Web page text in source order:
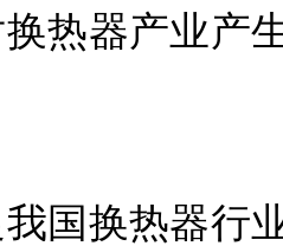
热器产业产
国换热器行